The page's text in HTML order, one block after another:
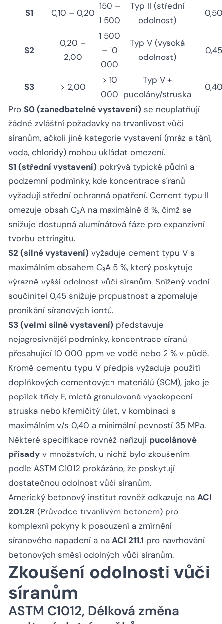
S1 0,10 – 0,20
150 –
1 500
Typ II (střední
odolnost)
0,50
S2
0,20 –
2,00
1 500
– 10
000
Typ V (vysoká
odolnost)
0,45
S3 > 2,00
> 10
000
Typ V +
pucolány/struska
0,40
Pro S0 (zanedbatelné vystavení) se neuplatňují
žádné zvláštní požadavky na trvanlivost vůči
síranům, ačkoli jiné kategorie vystavení (mráz a tání,
voda, chloridy) mohou ukládat omezení.
S1 (střední vystavení) pokrývá typické půdní a
podzemní podmínky, kde koncentrace síranů
vyžadují střední ochranná opatření. Cement typu II
omezuje obsah C₃A na maximálně 8 %, čímž se
snižuje dostupná alumínátová fáze pro expanzivní
tvorbu ettringitu.
S2 (silné vystavení) vyžaduje cement typu V s
maximálním obsahem C₃A 5 %, který poskytuje
výrazně vyšší odolnost vůči síranům. Snížený vodní
součinitel 0,45 snižuje propustnost a zpomaluje
pronikání síranových iontů.
S3 (velmi silné vystavení) představuje
nejagresivnější podmínky, koncentrace síranů
přesahující 10 000 ppm ve vodě nebo 2 % v půdě.
Kromě cementu typu V předpis vyžaduje použití
doplňkových cementových materiálů (SCM), jako je
popílek třídy F, mletá granulovaná vysokopecní
struska nebo křemičitý úlet, v kombinaci s
maximálním v/s 0,40 a minimální pevností 35 MPa.
Některé specifikace rovněž nařizují pucolánové
přísady v množstvích, u nichž bylo zkoušením
podle ASTM C1012 prokázáno, že poskytují
dostatečnou odolnost vůči síranům.
Americký betonový institut rovněž odkazuje na ACI
201.2R (Průvodce trvanlivým betonem) pro
komplexní pokyny k posouzení a zmírnění
síranového napadení a na ACI 211.1 pro navrhování
betonových směsí odolných vůči síranům.
Zkoušení odolnosti vůči
síranům
ASTM C1012, Délková změna